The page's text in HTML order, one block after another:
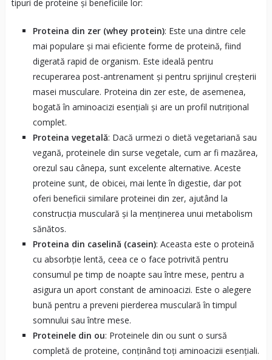
tipuri de proteine și beneficiile lor:
Proteina din zer (whey protein): Este una dintre cele
mai populare și mai eficiente forme de proteină, fiind
digerată rapid de organism. Este ideală pentru
recuperarea post-antrenament și pentru sprijinul creșterii
masei musculare. Proteina din zer este, de asemenea,
bogată în aminoacizi esențiali și are un profil nutrițional
complet.
Proteina vegetală: Dacă urmezi o dietă vegetariană sau
vegană, proteinele din surse vegetale, cum ar fi mazărea,
orezul sau cânepa, sunt excelente alternative. Aceste
proteine sunt, de obicei, mai lente în digestie, dar pot
oferi beneficii similare proteinei din zer, ajutând la
construcția musculară și la menținerea unui metabolism
sănătos.
Proteina din caselină (casein): Aceasta este o proteină
cu absorbție lentă, ceea ce o face potrivită pentru
consumul pe timp de noapte sau între mese, pentru a
asigura un aport constant de aminoacizi. Este o alegere
bună pentru a preveni pierderea musculară în timpul
somnului sau între mese.
Proteinele din ou: Proteinele din ou sunt o sursă
completă de proteine, conținând toți aminoacizii esențiali.